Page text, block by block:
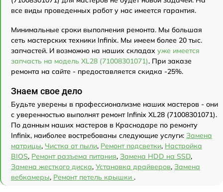
все виды проведенных работ у нас имеется гарантия.
Минимальные сроки выполнения ремонта. Мы большая
сеть мастерских техники Infinix. Мы имеем более 20 тыс.
запчастей. И возможно на наших складах уже имеется
запчасть на модель XL28 (71008301071). При заказе
ремонта на сайте - предоставляется скидка -25%.
Знаем свое дело
Будьте уверены в профессионализме наших мастеров - они
с уверенностью выполнят ремонт Infinix XL28 (71008301071).
По данным наших мастеров в Краснодаре по ремонту
Infinix, наиболее востребованы следующие услуги: Замена
матрицы, Чистка от пыли, Ремонт подсветки, Настройка
BIOS, Ремонт разъема питания, Замена HDD на SSD,
Замена жесткого диска, Установка драйверов, Замена
вебкамеры, Ремонт петель крышки .